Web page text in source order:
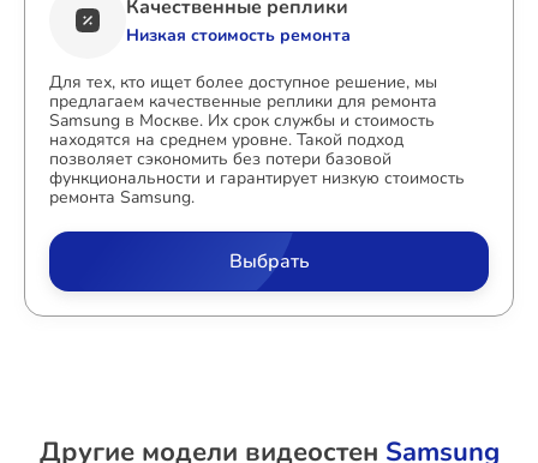
Качественные реплики
Низкая стоимость ремонта
Для тех, кто ищет более доступное решение, мы
предлагаем качественные реплики для ремонта
Samsung в Москве. Их срок службы и стоимость
находятся на среднем уровне. Такой подход
позволяет сэкономить без потери базовой
функциональности и гарантирует низкую стоимость
ремонта Samsung.
Выбрать
Другие модели видеостен Samsung